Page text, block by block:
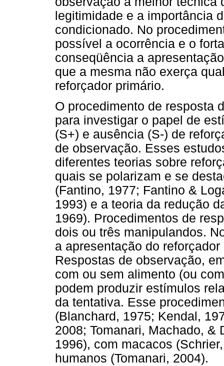
legitimidade e a importância
condicionado. No
possível a ocorrência e o
conseqüência a
que a mesma não exerça
reforçador primário.
O procedimento de resposta
para investigar o papel de
(S+) e ausência (S-) de
de observação. Esses
diferentes teorias sobre
quais se polarizam e se
(Fantino, 1977; Fantino &
1993) e a teoria da redução
1969). Procedimentos de
dois ou três manipulandos.
a apresentação do
Respostas de observação,
com ou sem alimento (ou
podem produzir estímulos
da tentativa. Esse
(Blanchard, 1975; Kendal,
2008; Tomanari, Machado, &
1996), com macacos
humanos (Tomanari, 2004).